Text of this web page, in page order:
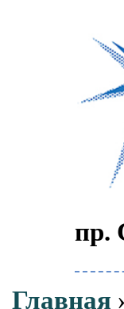
пр.
Главная